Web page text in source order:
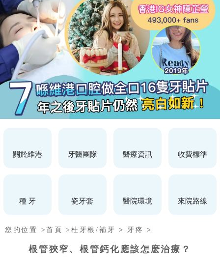
關於維港 牙醫團隊 醫療資訊 收費標準
種 牙 瓷牙套 醫院環境 來院路線
您的位置 >首頁 >杜牙根/補牙 > 牙疼 >
根管狹窄、根管鈣化應該怎麽治療？